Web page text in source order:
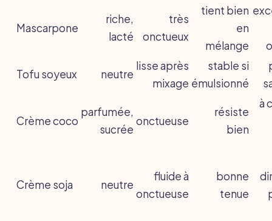
Mascarpone
riche,
lacté
très
onctueux
tient bien
en
mélange
Tofu soyeux neutre
lisse après
mixage
stable si
émulsionné
Crème coco
parfumée,
sucrée
onctueuse
résiste
bien
à
Crème soja neutre
fluide à
onctueuse
bonne
tenue